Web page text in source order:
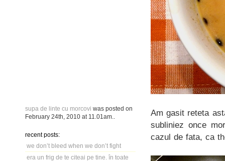
supa de linte cu morcovi was posted on
February 24th, 2010 at 11.01am
recent posts:
we don’t bleed when we don’t fight
era un frig de te citeai pe tine. în toate
Am gasit reteta
subliniez once
cazul de fata, ca